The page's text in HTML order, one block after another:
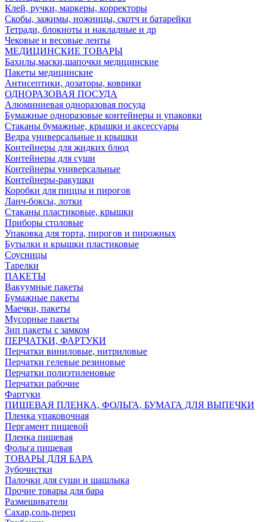
Клей, ручки, маркеры, корректоры
Скобы, зажимы, ножницы, скотч и батарейки
Тетради, блокноты и накладные и др
Чековые и весовые ленты
МЕДИЦИНСКИЕ ТОВАРЫ
Бахилы,маски,шапочки медицинские
Пакеты медицинские
Антисептики, дозаторы, коврики
ОДНОРАЗОВАЯ ПОСУДА
Алюминиевая одноразовая посуда
Бумажные одноразовые контейнеры и упаковки
Стаканы бумажные, крышки и аксессуары
Ведра универсальные и крышки
Контейнеры для жидких блюд
Контейнеры для суши
Контейнеры универсальные
Контейнеры-ракушки
Коробки для пиццы и пирогов
Ланч-боксы, лотки
Стаканы пластиковые, крышки
Приборы столовые
Упаковка для торта, пирогов и пирожных
Бутылки и крышки пластиковые
Соусницы
Тарелки
ПАКЕТЫ
Вакуумные пакеты
Бумажные пакеты
Маечки, пакеты
Мусорные пакеты
Зип пакеты с замком
ПЕРЧАТКИ, ФАРТУКИ
Перчатки виниловые, нитриловые
Перчатки гелевые резиновые
Перчатки полиэтиленовые
Перчатки рабочие
Фартуки
ПИЩЕВАЯ ПЛЕНКА, ФОЛЬГА, БУМАГА ДЛЯ ВЫПЕЧКИ
Пленка упаковочная
Пергамент пищевой
Пленка пищевая
Фольга пищевая
ТОВАРЫ ДЛЯ БАРА
Зубочистки
Палочки для суши и шашлыка
Прочие товары для бара
Размешиватели
Сахар,соль,перец